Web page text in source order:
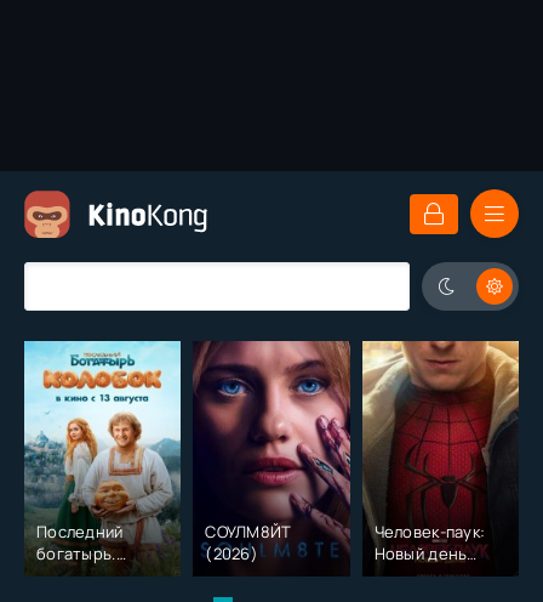
Последний
богатырь.
Колобок (2026)
СОУЛМ8ЙТ
(2026)
Человек-паук:
Новый день
(2026)